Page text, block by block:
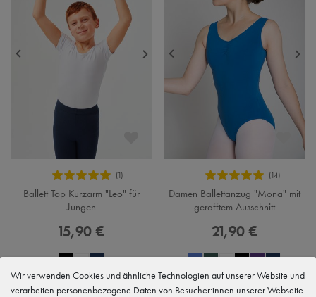
Ballett Top Kurzarm "Leo" für
Jungen
15,90 €
Damen Ballettanzug "Mona" mit
gerafftem Ausschnitt
21,90 €
Wir verwenden Cookies und ähnliche Technologien auf unserer Website und
verarbeiten personenbezogene Daten von Besucher:innen unserer Webseite